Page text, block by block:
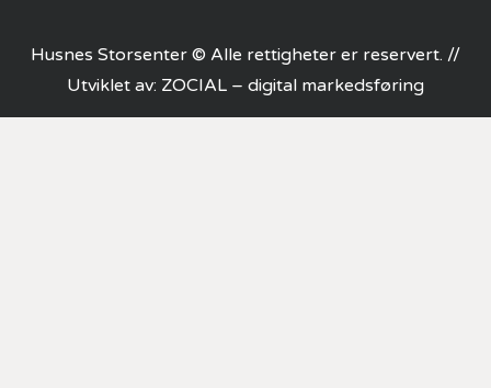
Husnes Storsenter © Alle rettigheter er reservert. //
Utviklet av: ZOCIAL – digital markedsføring